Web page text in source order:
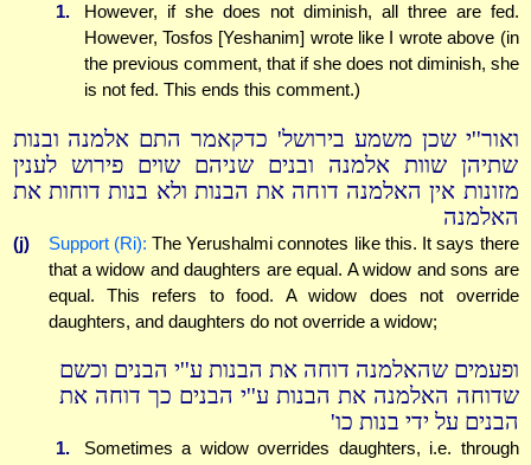
1.
However, if she does not diminish, all three are fed.
However, Tosfos [Yeshanim] wrote like I wrote above (in
the previous comment, that if she does not diminish, she
is not fed. This ends this comment.)
ואור''י שכן משמע בירושל' כדקאמר התם אלמנה ובנות
שתיהן שוות אלמנה ובנים שניהם שוים פירוש לענין
מזונות אין האלמנה דוחה את הבנות ולא בנות דוחות את
האלמנה
(j) Support (Ri): The Yerushalmi connotes like this. It says there
that a widow and daughters are equal. A widow and sons are
equal. This refers to food. A widow does not override
daughters, and daughters do not override a widow;
ופעמים שהאלמנה דוחה את הבנות ע''י הבנים וכשם
שדוחה האלמנה את הבנות ע''י הבנים כך דוחה את
הבנים על ידי בנות כו'
1.
Sometimes a widow overrides daughters, i.e. through